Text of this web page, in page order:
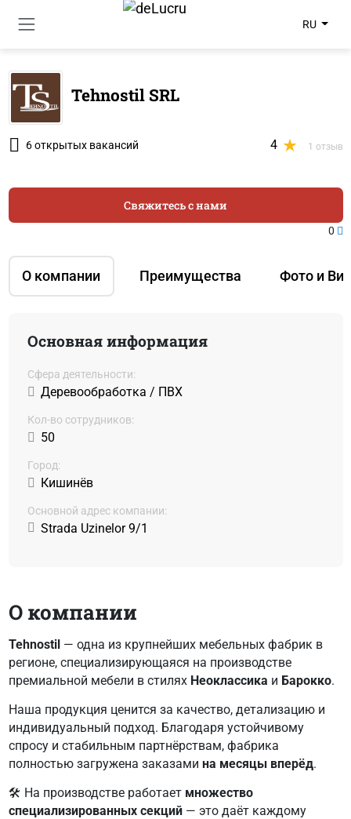
RU
Tehnostil SRL
6 открытых вакансий 4 1 отзыв
О компании Преимущества Фото и
Свяжитесь с нами
0
Основная информация
Сфера деятельности:
Деревообработка / ПВХ
Кол-во сотрудников:
50
Город:
Кишинёв
Основной адрес компании:
Strada Uzinelor 9/1
О компании
Tehnostil— одна из крупнейших мебельных фабрик в
регионе, специализирующаяся на производстве
премиальной мебели в стилях Неоклассика и Барокко.
Наша продукция ценится за качество, детализацию и
индивидуальный подход. Благодаря устойчивому
спросу и стабильным партнёрствам, фабрика
полностью загружена заказами на месяцы вперёд.
🛠 На производстве работает множество
специализированных секций— это даёт каждому